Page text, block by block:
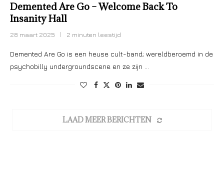
Demented Are Go – Welcome Back To
Insanity Hall
28 maart 2025 2 minuten leestijd
Demented Are Go is een heuse cult-band; wereldberoemd in de
psychobilly undergroundscene en ze zijn …
LAAD MEER BERICHTEN